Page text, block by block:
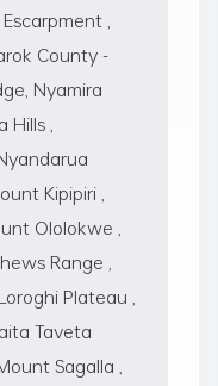
,
County -
Nyamira
Hills ,
Kipipiri ,
Ololokwe ,
Range ,
Plateau ,
Taveta
Sagalla ,